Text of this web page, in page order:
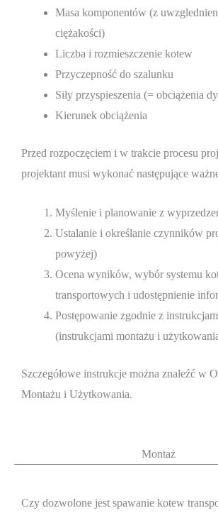
Masa komponentów (z
ciężakości)
Liczba i rozmieszczenie kotew
Przyczepność do szalunku
Siły przyspieszenia (= obciążenia
Kierunek obciążenia
Przed rozpoczęciem i w trakcie procesu
projektant musi wykonać następujące
Myślenie i planowanie z
Ustalanie i określanie czynników
powyżej)
Ocena wyników, wybór systemu
transportowych i udostępnienie
Postępowanie zgodnie z
(instrukcjami montażu i
Szczegółowe instrukcje można znaleźć w
Montażu i Użytkowania.
Montaż
Czy dozwolone jest spawanie kotew